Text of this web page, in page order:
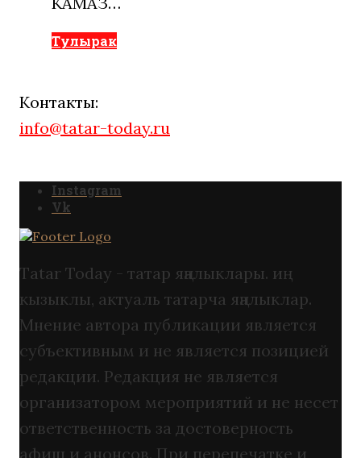
Тулырак
Контакты:
info@tatar-today.ru
Instagram
Vk
Tatar Today - татар яңалыклары. иң
кызыклы, актуаль татарча яңалыклар.
Мнение автора публикации является
субъективным и не является позицией
редакции. Редакция не является
организатором мероприятий и не несет
ответственность за достоверность
афиш и анонсов. При перепечатке и